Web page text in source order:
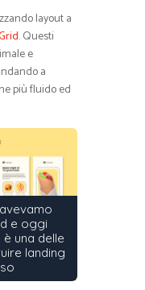
layout a
. Questi
e
a
più fluido ed
e oggi
una delle
landing